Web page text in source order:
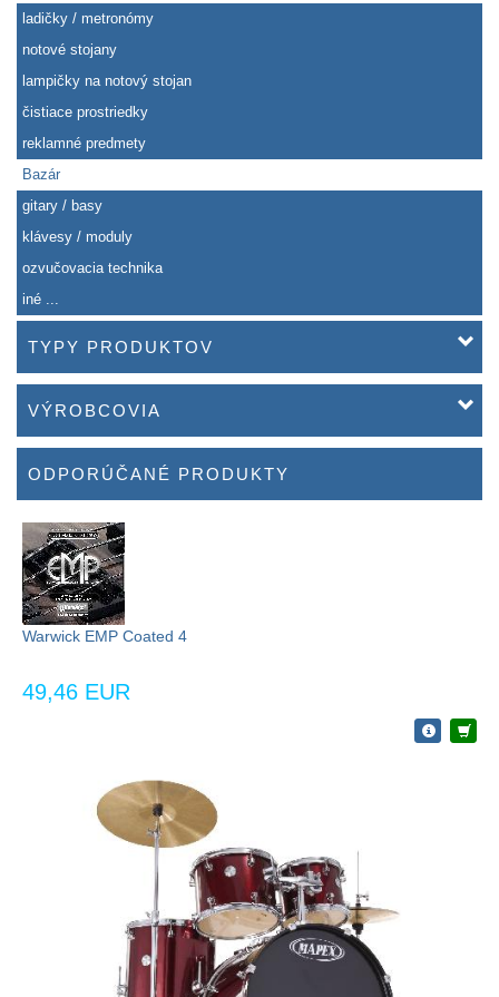
ladičky / metronómy
notové stojany
lampičky na notový stojan
čistiace prostriedky
reklamné predmety
Bazár
gitary / basy
klávesy / moduly
ozvučovacia technika
iné ...
TYPY PRODUKTOV
VÝROBCOVIA
ODPORÚČANÉ PRODUKTY
Warwick EMP Coated 4
49,46 EUR